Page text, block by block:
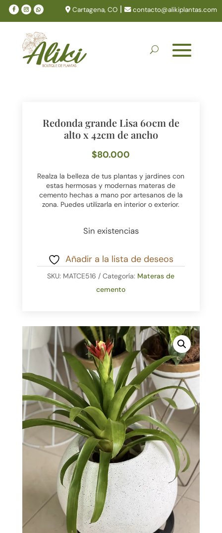
Cartagena, CO| contacto@alikiplantas.com
Redonda grande Lisa 60cm de
alto x 42cm de ancho
$80.000
Realza la belleza de tus plantas y jardines con
estas hermosas y modernas materas de
cemento hechas a mano por artesanos de la
zona. Puedes utilizarla en interior o exterior.
Sin existencias
Añadir a la lista de deseos
SKU: MATCE516 Categoría: Materas de
cemento